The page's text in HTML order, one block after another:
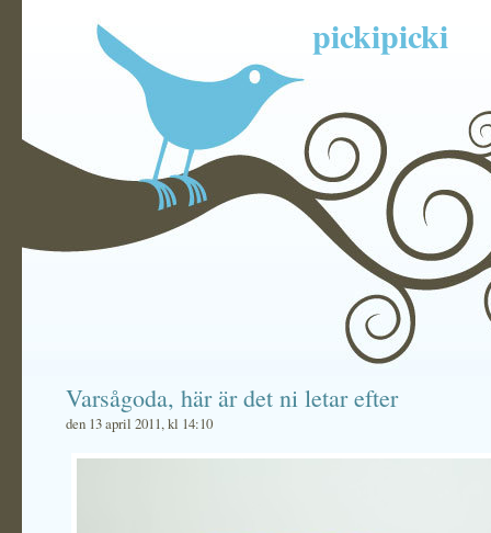
pickipicki
Varsågoda, här är det ni letar efter
den 13 april 2011, kl 14:10